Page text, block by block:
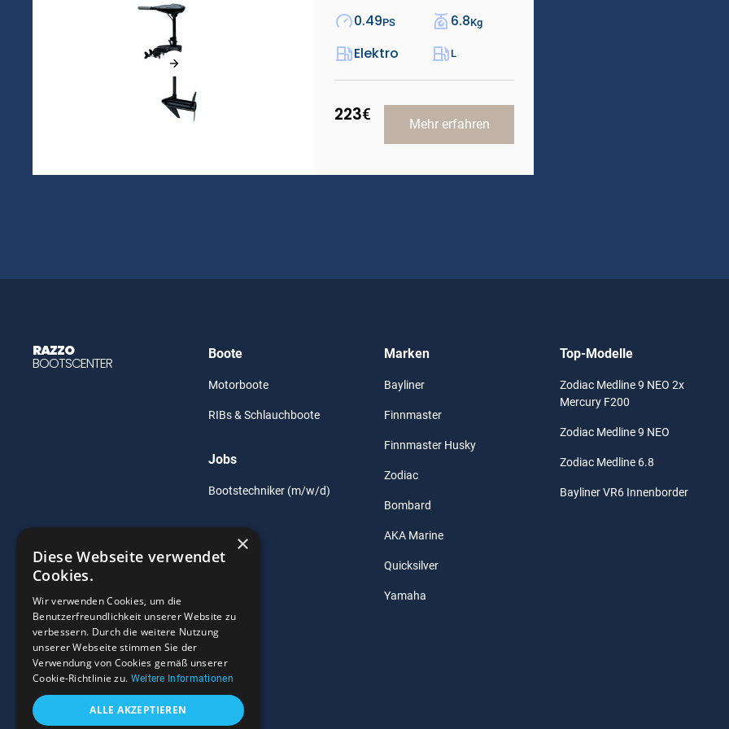
0.49PS
Elektro
6.8Kg
L
223€
Mehr erfahren
RAZZO
BOOTSCENTER
Boote
Motorboote
RIBs & Schlauchboote
Jobs
Bootstechniker (m/w/d)
Marken
Bayliner
Finnmaster
Finnmaster Husky
Zodiac
Bombard
AKA Marine
Quicksilver
Yamaha
Top-Modelle
Zodiac Medline 9 NEO 2x
Mercury F200
Zodiac Medline 9 NEO
Zodiac Medline 6.8
Bayliner VR6 Innenborder
×
Diese Webseite verwendet
Cookies.
Wir verwenden Cookies, um die
Benutzerfreundlichkeit unserer Website zu
verbessern. Durch die weitere Nutzung
unserer Webseite stimmen Sie der
Verwendung von Cookies gemäß unserer
Cookie-Richtlinie zu. Weitere Informationen
ALLE AKZEPTIEREN